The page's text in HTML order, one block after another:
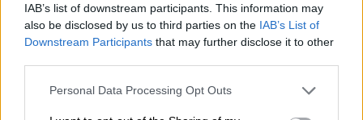
IAB’s list of downstream participants. This information may
also be disclosed by us to third parties on the IAB’s List of
Downstream Participants that may further disclose it to other
Personal Data Processing Opt Outs